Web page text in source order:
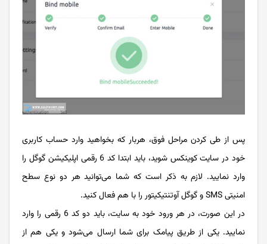
پس از طی کردن مراحل فوق، هربار که بخواهید وارد حساب کاربری
خود در سایت کوینکس شوید، باید ابتدا کد 6 رقمی اپلیکیشن گوگل را
وارد نمایید. لازم به ذکر است که شما می‌توانید هر دو نوع سطح
امنیتی SMS و گوگل آوتنتیکیتور را با هم فعال کنید.
در این صورت، در هر ورود خود به سایت، باید دو کد 6 رقمی را وارد
نمایید. یکی از طریق پیامک برای شما ارسال می‌شود و یکی هم از